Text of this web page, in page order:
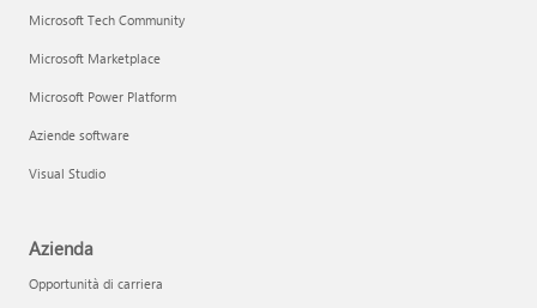
Microsoft Tech Community
Microsoft Marketplace
Microsoft Power Platform
Aziende software
Visual Studio
Azienda
Opportunità di carriera